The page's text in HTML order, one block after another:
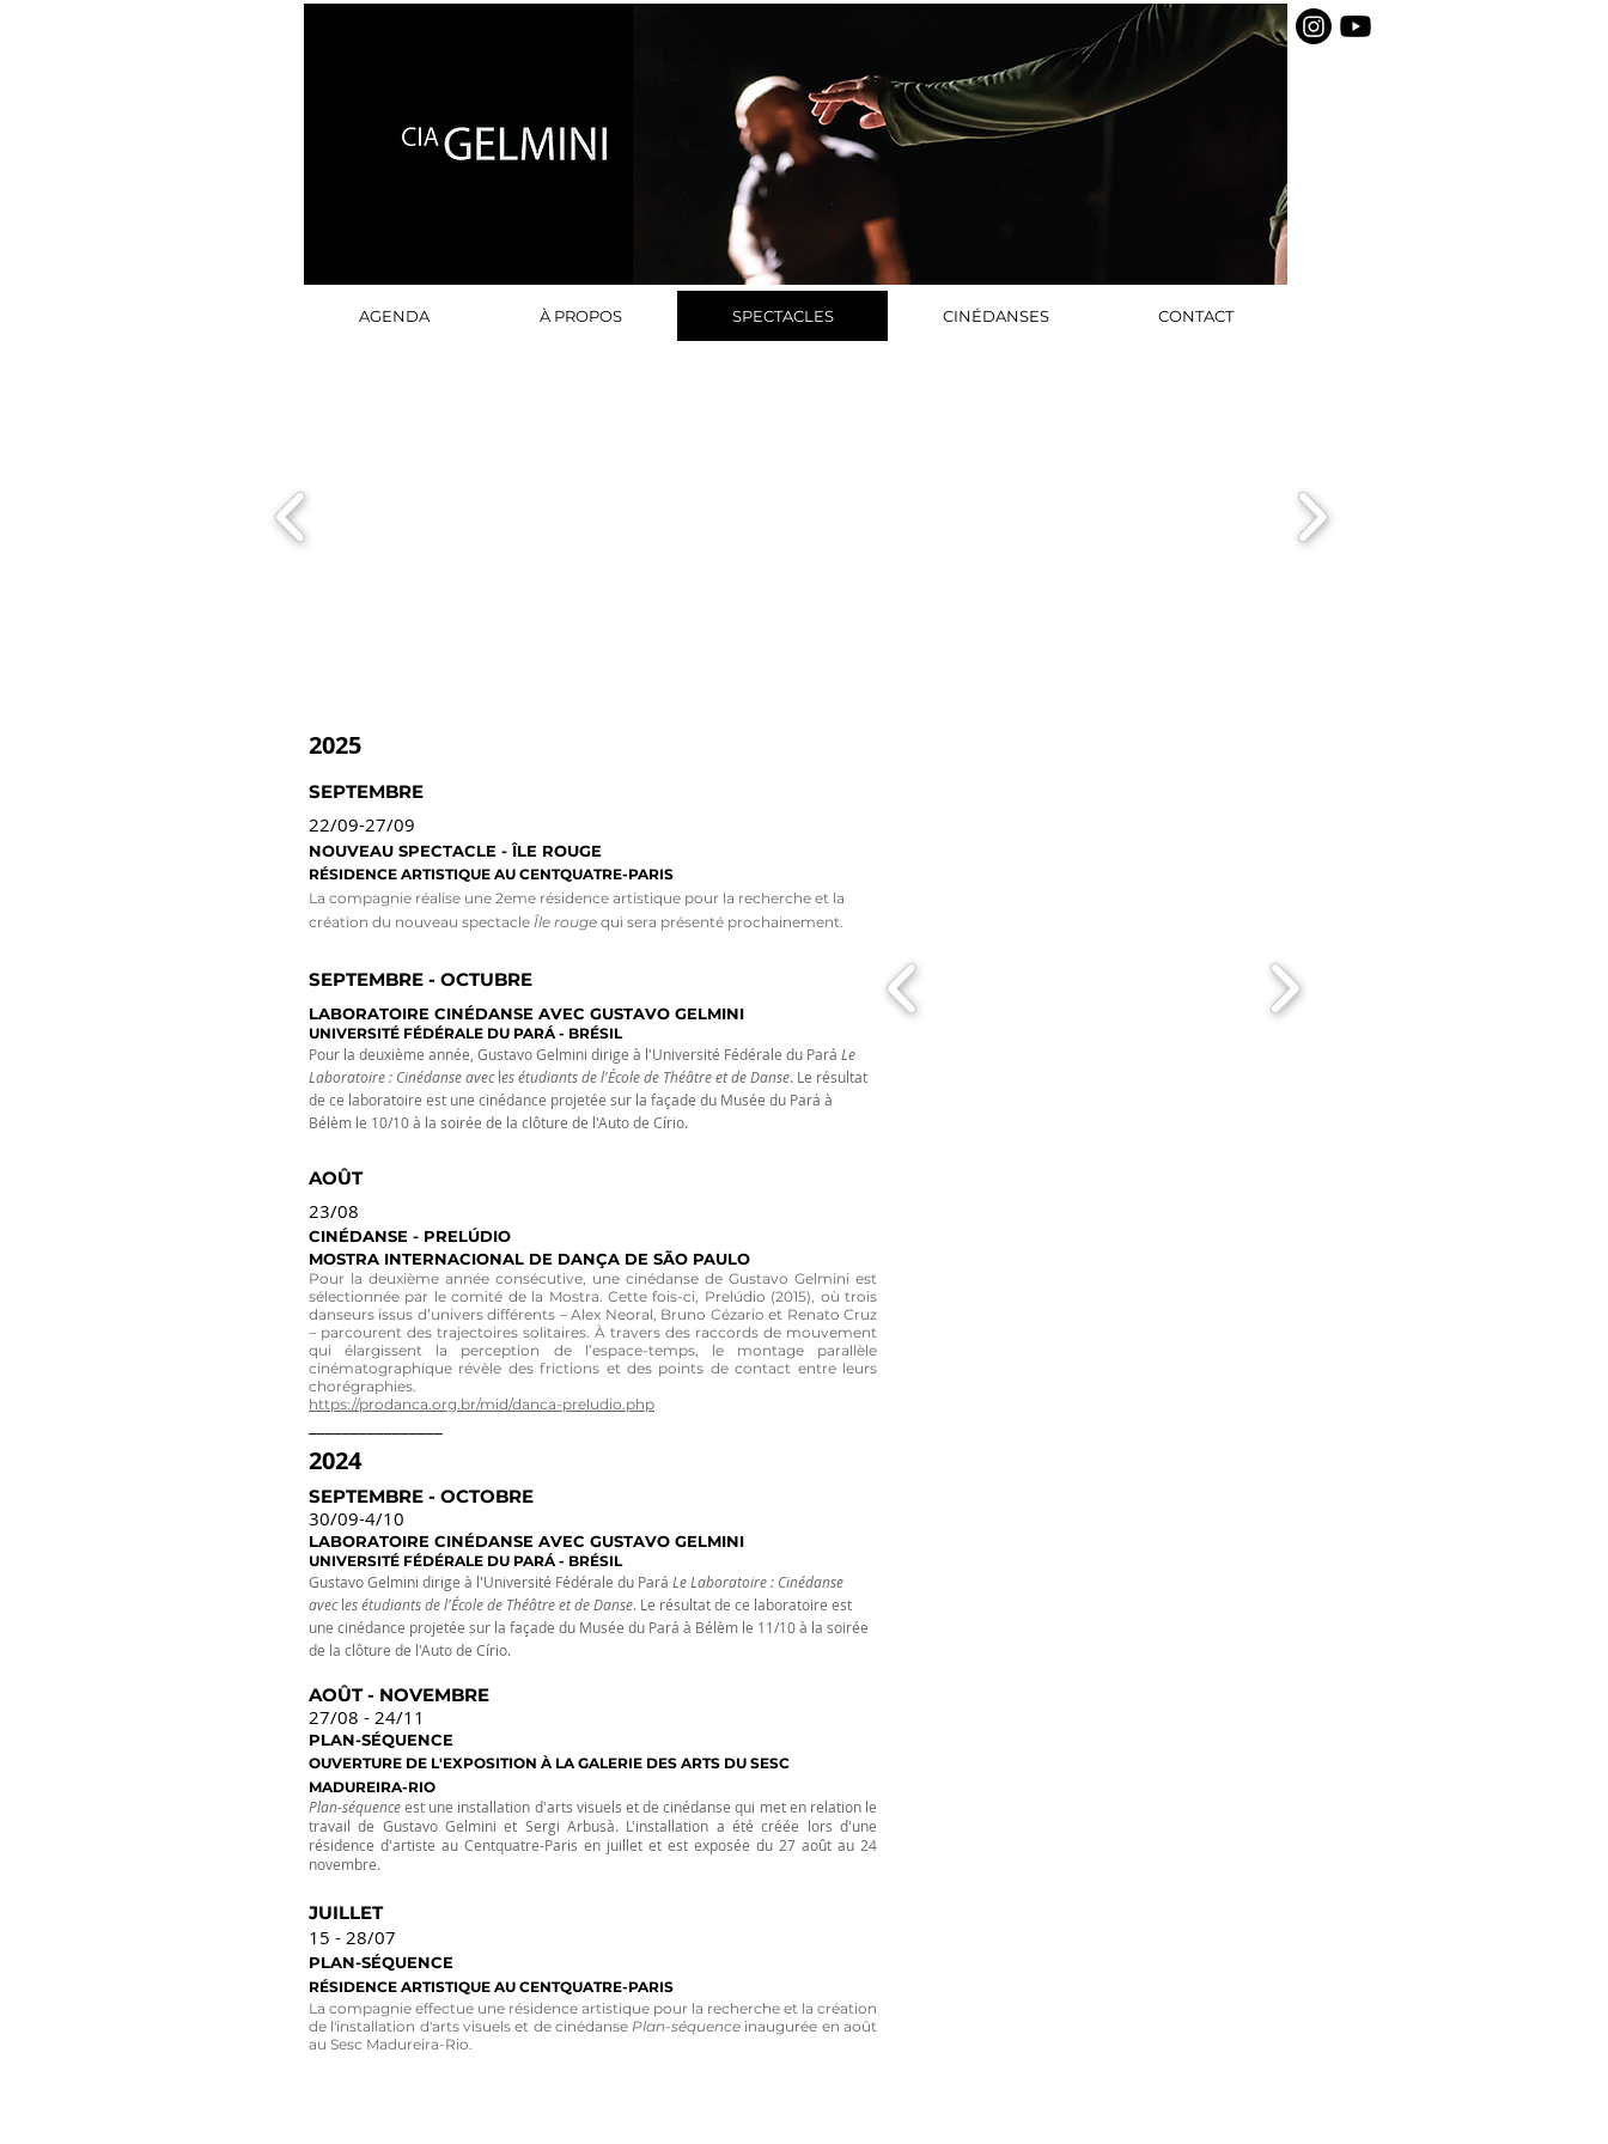
AGENDA À PROPOS SPECTACLES CINÉDANSES CONTACT
2025
SEPTEMBRE
22/09-27/09
NOUVEAU SPECTACLE - ÎLE ROUGE
RÉSIDENCE ARTISTIQUE AU CENTQUATRE-PARIS
La compagnie réalise une 2eme résidence artistique pour la recherche et la
création du nouveau spectacle Île rouge qui sera présenté prochainement.
SEPTEMBRE - OCTUBRE
LABORATOIRE CINÉDANSE AVEC GUSTAVO GELMINI
UNIVERSITÉ FÉDÉRALE DU PARÁ - BRÉSIL
Pour la deuxième année, Gustavo Gelmini dirige à l'Université Fédérale du Pará Le
Laboratoire : Cinédanseaveclesétudiantsdel'Écolede ThéâtreetdeDanse. Le résultat
de ce laboratoire est une cinédance projetée sur la façade du Musée du Pará à
Bélèm le 10/10 à la soirée de la clôture de l'Auto de Círio.
AOÛT
23/08
CINÉDANSE - PRELÚDIO
MOSTRA INTERNACIONAL DE DANÇA DE SÃO PAULO
Pour la deuxième année consécutive, une cinédanse de Gustavo Gelmini est
sélectionnée par le comité de la Mostra. Cette fois-ci, Prelúdio (2015), où trois
danseurs issus d’univers différents – Alex Neoral, Bruno Cézario et Renato Cruz
– parcourent des trajectoires solitaires. À travers des raccords de mouvement
qui élargissent la perception de l’espace-temps, le montage parallèle
cinématographique révèle des frictions et des points de contact entre leurs
chorégraphies.
https://prodanca.org.br/mid/danca-preludio.php
2024
SEPTEMBRE - OCTOBRE
30/09-4/10
LABORATOIRE CINÉDANSE AVEC GUSTAVO GELMINI
UNIVERSITÉ FÉDÉRALE DU PARÁ - BRÉSIL
Gustavo Gelmini dirige à l'Université Fédérale du Pará Le Laboratoire : Cinédanse
aveclesétudiantsdel'Écolede ThéâtreetdeDanse. Le résultat de ce laboratoire est
une cinédance projetée sur la façade du Musée du Pará à Bélèm le 11/10 à la soirée
de la clôture de l'Auto de Círio.
AOÛT - NOVEMBRE
27/08 - 24/11
PLAN-SÉQUENCE
OUVERTURE DE L'EXPOSITION À LA GALERIE DES ARTS DU SESC
MADUREIRA-RIO
Plan-séquenceest une installation d'arts visuels et de cinédanse qui met en relation le
travail de Gustavo Gelmini et Sergi Arbusà. L'installation a été créée lors d'une
résidence d'artiste au Centquatre-Paris en juillet et est exposée du 27 août au 24
novembre.
JUILLET
15 - 28/07
PLAN-SÉQUENCE
RÉSIDENCE ARTISTIQUE AU CENTQUATRE-PARIS
La compagnie effectue une résidence artistique pour la recherche et la création
de l'installation d'arts visuels et de cinédansePlan-séquence inaugurée en août
au Sesc Madureira-Rio.